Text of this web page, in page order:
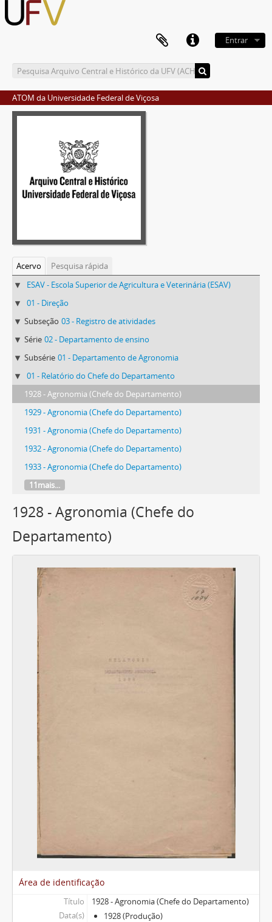
Entrar
ATOM da Universidade Federal de Viçosa
Acervo
Pesquisa rápida
ESAV - Escola Superior de Agricultura e Veterinária (ESAV)
01 - Direção
Subseção 03 - Registro de atividades
Série 02 - Departamento de ensino
Subsérie 01 - Departamento de Agronomia
01 - Relatório do Chefe do Departamento
1928 - Agronomia (Chefe do Departamento)
1929 - Agronomia (Chefe do Departamento)
1931 - Agronomia (Chefe do Departamento)
1932 - Agronomia (Chefe do Departamento)
1933 - Agronomia (Chefe do Departamento)
11mais...
1928 - Agronomia (Chefe do
Departamento)
Área de identificação
Título
1928 - Agronomia (Chefe do Departamento)
Data(s)
1928 (Produção)